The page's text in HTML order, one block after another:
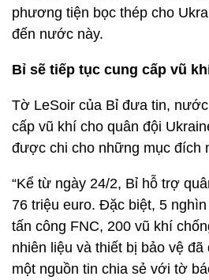
phương tiện bọc thép cho
đến nước này.
Bỉ sẽ tiếp tục cung cấp vũ
Tờ LeSoir của Bỉ đưa tin,
cấp vũ khí cho quân đội
được chi cho những mục đích
“Kể từ ngày 24/2, Bỉ hỗ trợ
76 triệu euro. Đặc biệt, 5
tấn công FNC, 200 vũ khí
nhiên liệu và thiết bị bảo vệ
một nguồn tin chia sẻ với tờ